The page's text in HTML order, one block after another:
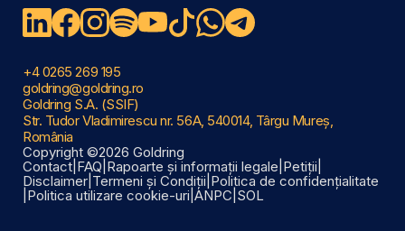
+4 0265 269 195
goldring@goldring.ro
Goldring S.A. (SSIF)
Str. Tudor Vladimirescu nr. 56A, 540014, Târgu Mureș,
România
Copyright ©2026 Goldring
Contact FAQ Rapoarte și informații legale Petiții
Disclaimer Termeni și Condiții Politica de confidențialitate
Politica utilizare cookie-uri ANPC SOL